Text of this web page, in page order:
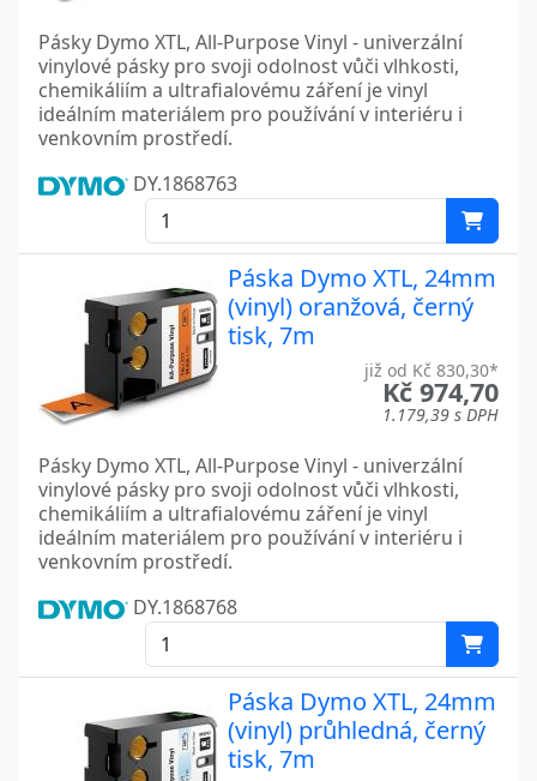
Pásky Dymo XTL, All-Purpose Vinyl - univerzální
vinylové pásky pro svoji odolnost vůči vlhkosti,
chemikáliím a ultrafialovému záření je vinyl
ideálním materiálem pro používání v interiéru i
venkovním prostředí.
DY.1868763
Páska Dymo XTL, 24mm
(vinyl) oranžová, černý
tisk, 7m
již od Kč 830,30*
Kč 974,70
1.179,39 s DPH
Pásky Dymo XTL, All-Purpose Vinyl - univerzální
vinylové pásky pro svoji odolnost vůči vlhkosti,
chemikáliím a ultrafialovému záření je vinyl
ideálním materiálem pro používání v interiéru i
venkovním prostředí.
DY.1868768
Páska Dymo XTL, 24mm
(vinyl) průhledná, černý
tisk, 7m